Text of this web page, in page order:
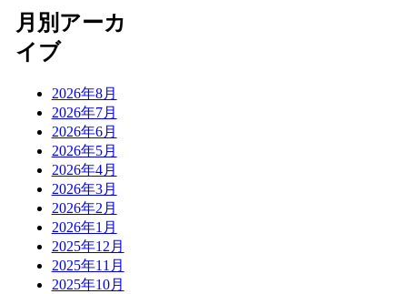
月別アーカ
イブ
2026年8月
2026年7月
2026年6月
2026年5月
2026年4月
2026年3月
2026年2月
2026年1月
2025年12月
2025年11月
2025年10月